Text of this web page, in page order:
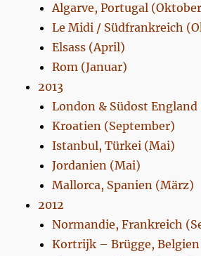
Algarve, Portugal
Le Midi / Südfrankreich
Elsass (April)
Rom (Januar)
2013
London & Südost
Kroatien (September)
Istanbul, Türkei (Mai)
Jordanien (Mai)
Mallorca, Spanien (März)
2012
Normandie, Frankreich
Kortrijk – Brügge,